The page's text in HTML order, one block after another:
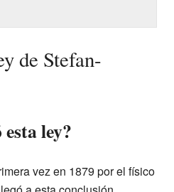
de Stefan-
ley?
vez en 1879 por el físico